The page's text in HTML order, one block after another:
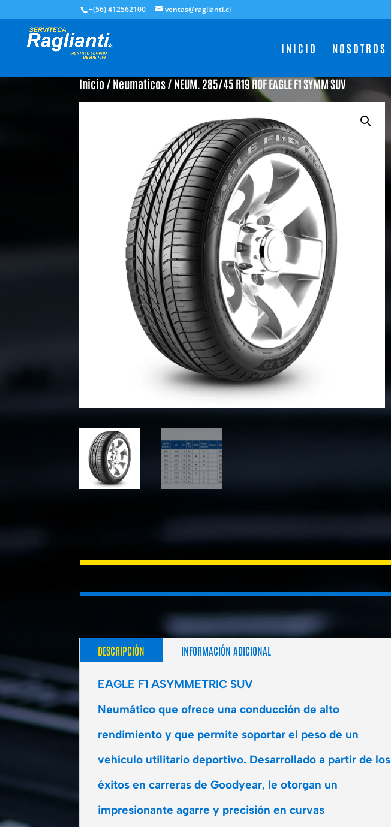
+(56) 412562100 ventas@raglianti.cl
INICIO NOSOTROS
Inicio / Neumaticos/ NEUM. 285/45 R19 ROF EAGLE F1 SYMM SUV
DESCRIPCIÓN INFORMACIÓN ADICIONAL
EAGLE F1 ASYMMETRIC SUV
Neumático que ofrece una conducción de alto
rendimiento y que permite soportar el peso de un
vehículo utilitario deportivo. Desarrollado a partir de los
éxitos en carreras de Goodyear, le otorgan un
impresionante agarre y precisión en curvas